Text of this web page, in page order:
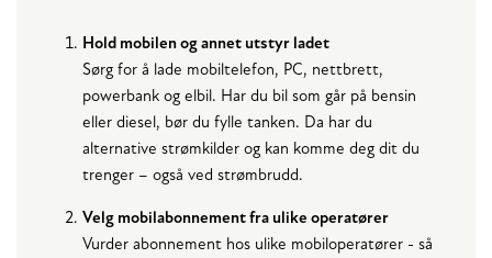
Hold mobilen og annet utstyr ladet
Sørg for å lade mobiltelefon, PC, nettbrett,
powerbank og elbil. Har du bil som går på bensin
eller diesel, bør du fylle tanken. Da har du
alternative strømkilder og kan komme deg dit du
trenger – også ved strømbrudd.
Velg mobilabonnement fra ulike operatører
Vurder abonnement hos ulike mobiloperatører - så